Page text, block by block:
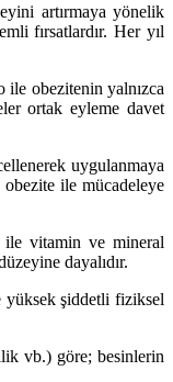
artırmaya yönelik
fırsatlardır. Her yıl
ile obezitenin yalnızca
ortak eyleme davet
uygulanmaya
obezite ile mücadeleye
ile vitamin ve mineral
dayalıdır.
yüksek şiddetli fiziksel
vb.) göre; besinlerin